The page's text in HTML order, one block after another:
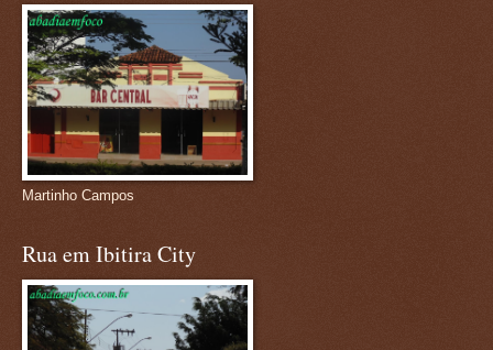
Martinho Campos
Rua em Ibitira City